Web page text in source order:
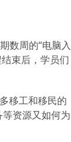
数周的“电脑入
束后，学员们
移工和移民的
资源又如何为